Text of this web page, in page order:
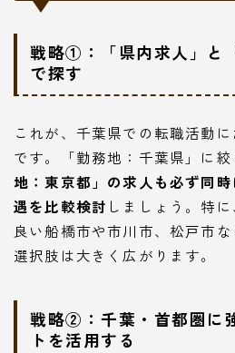
戦略①：「県内求人」と
で探す
これが、千葉県での転職活動
です。「勤務地：千葉県」に絞
地：東京都」の求人も必ず同
遇を比較検討 しましょう。特
良い船橋市や市川市、松戸市な
選択肢は大きく広がります。
戦略②：千葉・首都圏に
トを活用する